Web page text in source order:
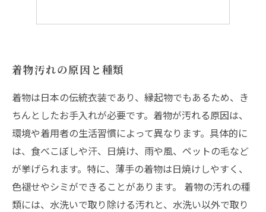
着物汚れの原因と種類
着物は日本の伝統衣装であり、縁起物でもあるため、き
ちんとしたお手入れが必要です。着物が汚れる原因は、
環境や着用者の生活習慣によって異なります。具体的に
は、食べこぼしや汗、日焼け、雨や風、ペットの毛など
が挙げられます。特に、薄手の着物は日焼けしやすく、
色褪せやシミができることがあります。 着物の汚れの種
類には、水洗いで取り除ける汚れと、水洗い以外で取り